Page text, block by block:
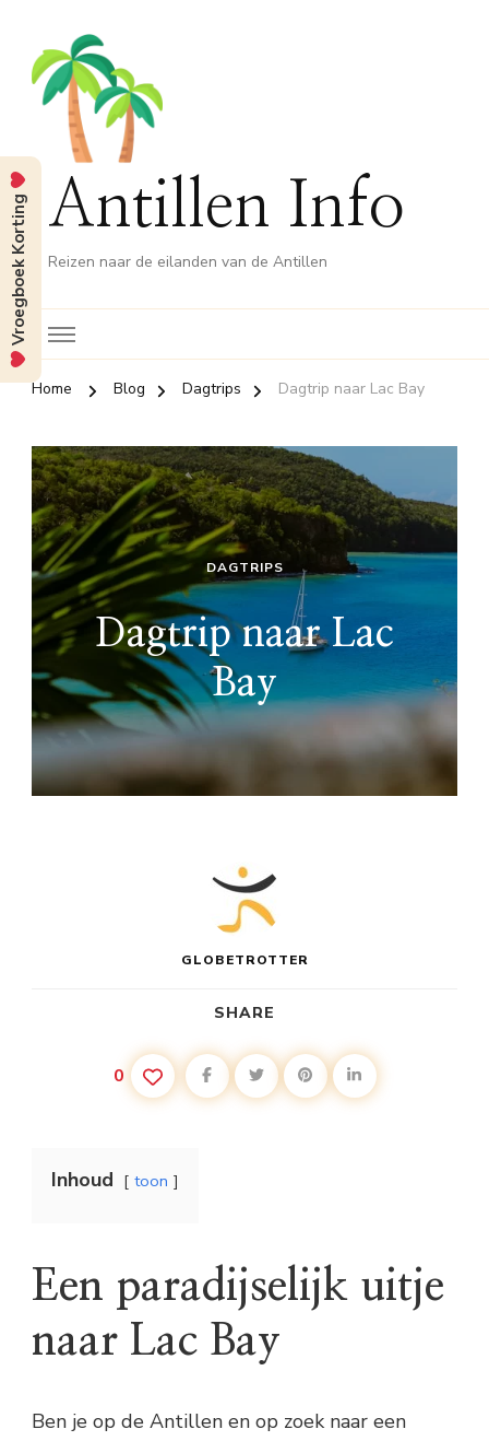
Antillen Info
Reizen naar de eilanden van de Antillen
Home Blog Dagtrips Dagtrip naar Lac Bay
DAGTRIPS
Dagtrip naar Lac
Bay
GLOBETROTTER
SHARE
0
Inhoud toon
Een paradijselijk uitje
naar Lac Bay
Ben je op de Antillen en op zoek naar een
Vroegboek Korting